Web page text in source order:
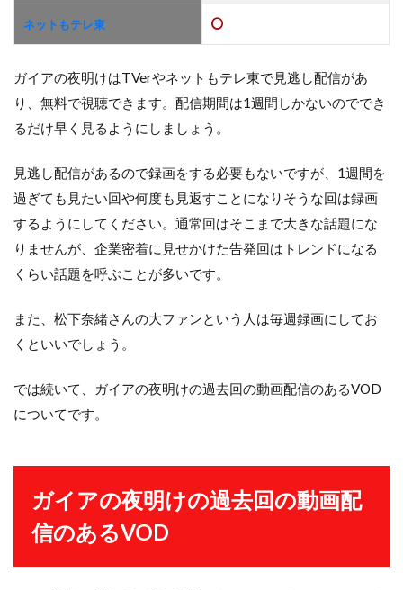
ネットもテレ東
ガイアの夜明けはTVerやネットもテレ東で見逃し配信があ
り、無料で視聴できます。配信期間は1週間しかないのででき
るだけ早く見るようにしましょう。
見逃し配信があるので録画をする必要もないですが、1週間を
過ぎても見たい回や何度も見返すことになりそうな回は録画
するようにしてください。通常回はそこまで大きな話題にな
りませんが、企業密着に見せかけた告発回はトレンドになる
くらい話題を呼ぶことが多いです。
また、松下奈緒さんの大ファンという人は毎週録画にしてお
くといいでしょう。
では続いて、ガイアの夜明けの過去回の動画配信のあるVOD
についてです。
ガイアの夜明けの過去回の動画配
信のあるVOD